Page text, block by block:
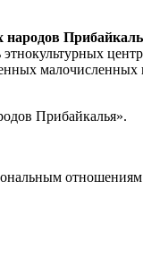
народов
Прибайкалья».